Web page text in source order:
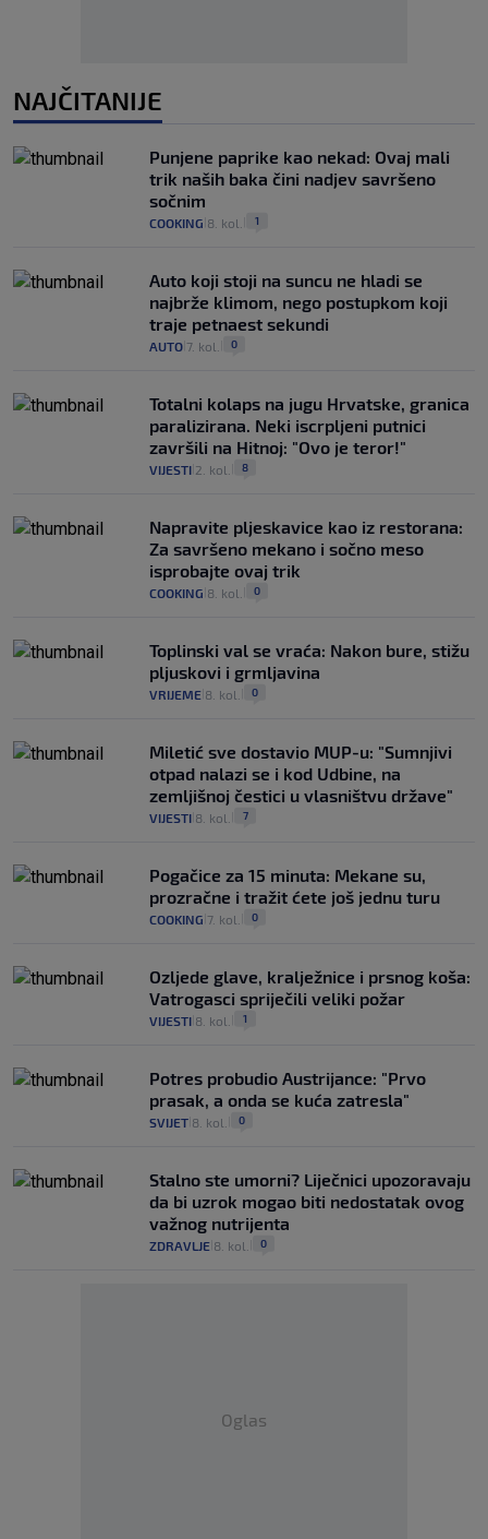
NAJČITANIJE
Punjene paprike kao nekad: Ovaj mali
trik naših baka čini nadjev savršeno
sočnim
COOKING 8. kol. 1
Auto koji stoji na suncu ne hladi se
najbrže klimom, nego postupkom koji
traje petnaest sekundi
AUTO 7. kol. 0
Totalni kolaps na jugu Hrvatske, granica
paralizirana. Neki iscrpljeni putnici
završili na Hitnoj: "Ovo je teror!"
VIJESTI 2. kol. 8
Napravite pljeskavice kao iz restorana:
Za savršeno mekano i sočno meso
isprobajte ovaj trik
COOKING 8. kol. 0
Toplinski val se vraća: Nakon bure, stižu
pljuskovi i grmljavina
VRIJEME 8. kol. 0
Miletić sve dostavio MUP-u: "Sumnjivi
otpad nalazi se i kod Udbine, na
zemljišnoj čestici u vlasništvu države"
VIJESTI 8. kol. 7
Pogačice za 15 minuta: Mekane su,
prozračne i tražit ćete još jednu turu
COOKING 7. kol. 0
Ozljede glave, kralježnice i prsnog koša:
Vatrogasci spriječili veliki požar
VIJESTI 8. kol. 1
Potres probudio Austrijance: "Prvo
prasak, a onda se kuća zatresla"
SVIJET 8. kol. 0
Stalno ste umorni? Liječnici upozoravaju
da bi uzrok mogao biti nedostatak ovog
važnog nutrijenta
ZDRAVLJE 8. kol. 0
Oglas